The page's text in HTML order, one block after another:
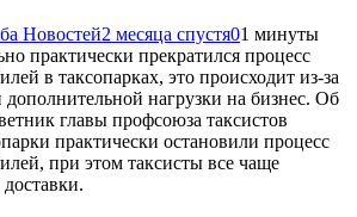
Новостей2 месяца спустя01 минуты
практически прекратился процесс
в таксопарках, это происходит из-за
нагрузки на бизнес. Об
главы профсоюза таксистов
практически остановили процесс
при этом таксисты все чаще